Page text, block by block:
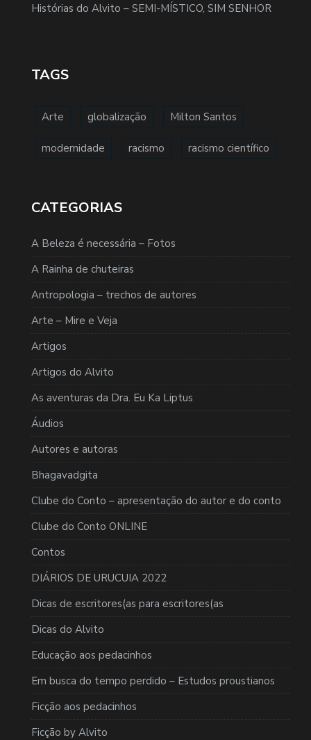
Histórias do Alvito – SEMI-MÍSTICO, SIM SENHOR
TAGS
Arte globalização Milton Santos
modernidade racismo racismo científico
CATEGORIAS
A Beleza é necessária – Fotos
A Rainha de chuteiras
Antropologia – trechos de autores
Arte – Mire e Veja
Artigos
Artigos do Alvito
As aventuras da Dra. Eu Ka Liptus
Áudios
Autores e autoras
Bhagavadgita
Clube do Conto – apresentação do autor e do conto
Clube do Conto ONLINE
Contos
DIÁRIOS DE URUCUIA 2022
Dicas de escritores(as para escritores(as
Dicas do Alvito
Educação aos pedacinhos
Em busca do tempo perdido – Estudos proustianos
Ficção aos pedacinhos
Ficção by Alvito